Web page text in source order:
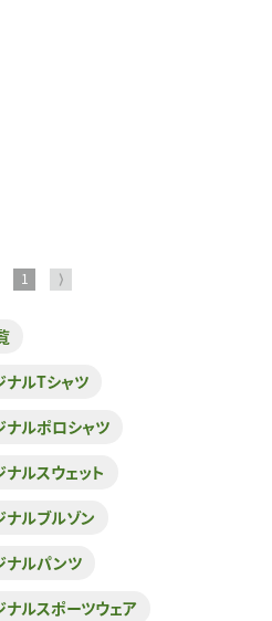
1 ⟩
ルTシャツ
ルポロシャツ
ルスウェット
ルブルゾン
ルパンツ
ルスポーツウェア